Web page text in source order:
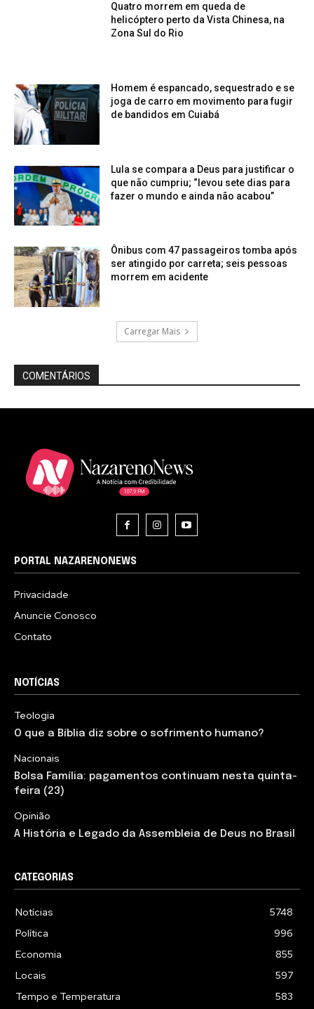
Quatro morrem em queda de
helicóptero perto da Vista Chinesa, na
Zona Sul do Rio
Homem é espancado, sequestrado e se
joga de carro em movimento para fugir
de bandidos em Cuiabá
Lula se compara a Deus para justificar o
que não cumpriu; “levou sete dias para
fazer o mundo e ainda não acabou”
Ônibus com 47 passageiros tomba após
ser atingido por carreta; seis pessoas
morrem em acidente
Carregar Mais
COMENTÁRIOS
PORTAL NAZARENONEWS
Privacidade
Anuncie Conosco
Contato
NOTÍCIAS
Teologia
O que a Bíblia diz sobre o sofrimento humano?
Nacionais
Bolsa Família: pagamentos continuam nesta quinta-
feira (23)
Opinião
A História e Legado da Assembleia de Deus no Brasil
CATEGORIAS
Notícias
5748
Política
996
Economia
855
Locais
597
Tempo e Temperatura
583